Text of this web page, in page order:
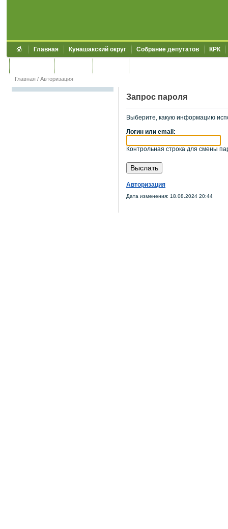
Главная Кунашакский округ Собрание депутатов КРК
Главная / Авторизация
Запрос пароля
Выберите, какую информацию
Логин или email:
Контрольная строка для смены
Авторизация
Дата изменения: 18.08.2024 20:44